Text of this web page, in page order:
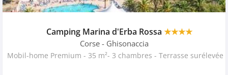
Camping Marina d'Erba Rossa ★★★★
Corse - Ghisonaccia